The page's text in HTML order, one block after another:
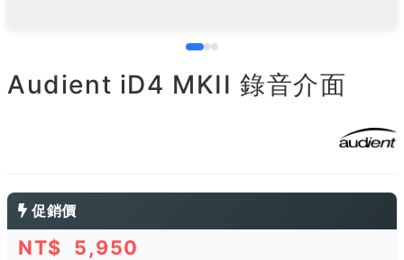
Audient iD4 MKII 錄音介面
促銷價
NT$ 5,950